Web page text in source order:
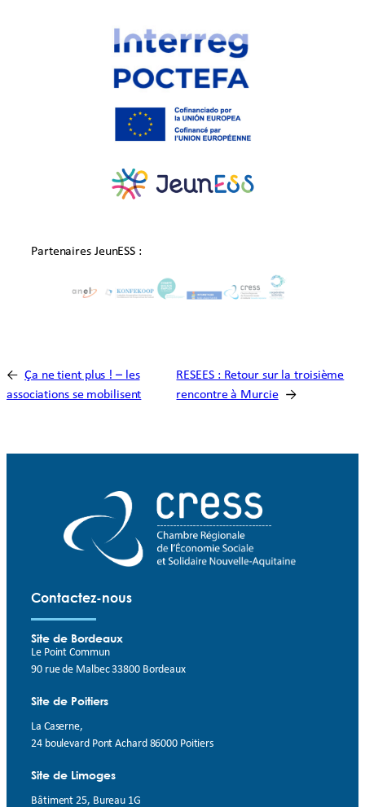
Partenaires JeunESS :
← Ça ne tient plus ! – les
associations se mobilisent
RESEES : Retour sur la troisième
rencontre à Murcie →
Contactez-nous
Site de Bordeaux
Le Point Commun
90 rue de Malbec 33800 Bordeaux
Site de Poitiers
La Caserne,
24 boulevard Pont Achard 86000 Poitiers
Site de Limoges
Bâtiment 25, Bureau 1G